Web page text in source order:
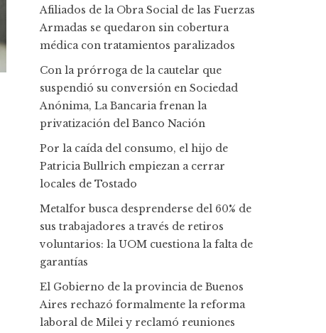
Afiliados de la Obra Social de las Fuerzas
Armadas se quedaron sin cobertura
médica con tratamientos paralizados
Con la prórroga de la cautelar que
suspendió su conversión en Sociedad
Anónima, La Bancaria frenan la
privatización del Banco Nación
Por la caída del consumo, el hijo de
Patricia Bullrich empiezan a cerrar
locales de Tostado
Metalfor busca desprenderse del 60% de
sus trabajadores a través de retiros
voluntarios: la UOM cuestiona la falta de
garantías
El Gobierno de la provincia de Buenos
Aires rechazó formalmente la reforma
laboral de Milei y reclamó reuniones